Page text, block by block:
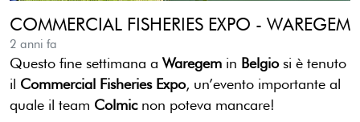
COMMERCIAL FISHERIES EXPO - WAREGEM
2 anni fa
Questo fine settimana aWaregem in Belgiosi è tenuto
il Commercial Fisheries Expo, un’evento importante al
quale il team Colmic non poteva mancare!